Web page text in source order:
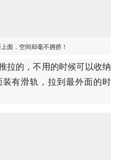
面，空间却毫不拥挤！
拉的，不用的时候可以收纳
有滑轨，拉到最外面的时